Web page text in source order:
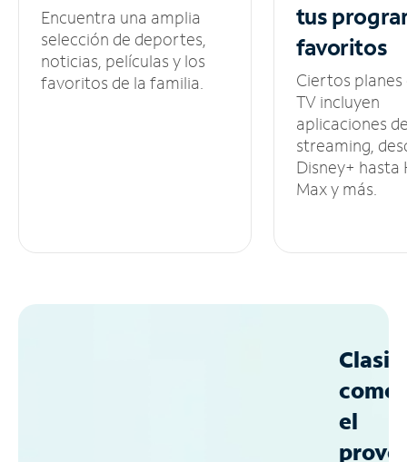
Encuentra una amplia
selección de deportes,
noticias, películas y los
favoritos de la familia.
tus
favoritos
Ciertos planes
TV incluyen
aplicaciones
streaming,
Disney+ hasta
Max y más.
como
el